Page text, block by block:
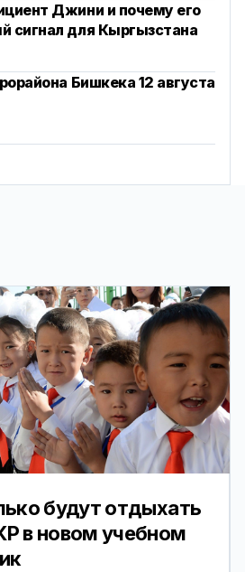
Джини и почему его
сигнал для Кыргызстана
Бишкека 12 августа
будут отдыхать
в новом учебном